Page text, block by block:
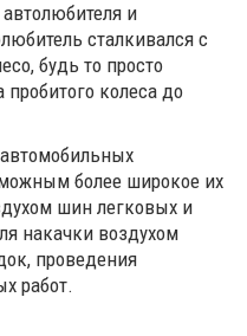
и
сталкивался с
будь то просто
колеса до
более широкое их
шин легковых и
накачки воздухом
проведения
работ.